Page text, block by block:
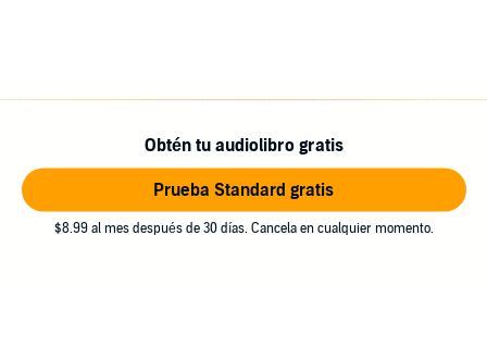
Obtén tu audiolibro gratis
Prueba Standard gratis
$8.99 al mes después de 30 días. Cancela en cualquier momento.